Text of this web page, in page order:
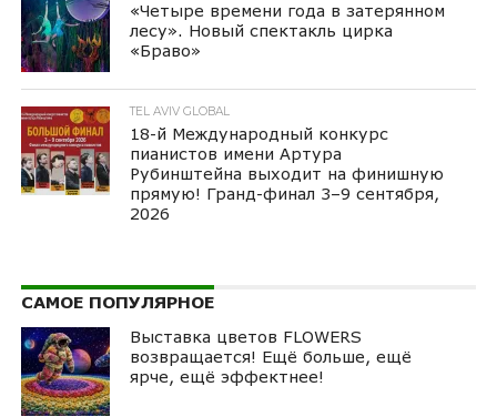
«Четыре времени года в затерянном
лесу». Новый спектакль цирка
«Браво»
TEL AVIV GLOBAL
18-й Международный конкурс
пианистов имени Артура
Рубинштейна выходит на финишную
прямую! Гранд-финал 3–9 сентября,
2026
САМОЕ ПОПУЛЯРНОЕ
Выставка цветов FLOWERS
возвращается! Ещё больше, ещё
ярче, ещё эффектнее!